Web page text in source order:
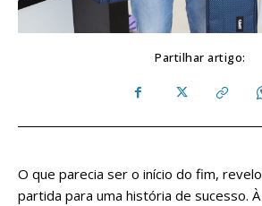
Partilhar artigo:
O que parecia ser o início do fim,
partida para uma história de sucesso.